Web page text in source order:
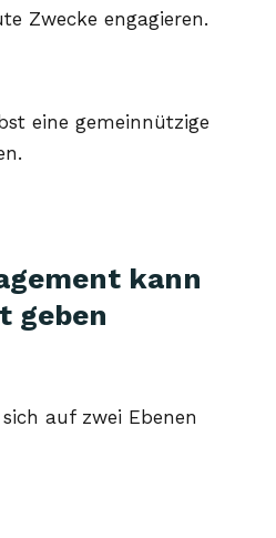
Zwecke engagieren.
eine gemeinnützige
kann
geben
auf zwei Ebenen